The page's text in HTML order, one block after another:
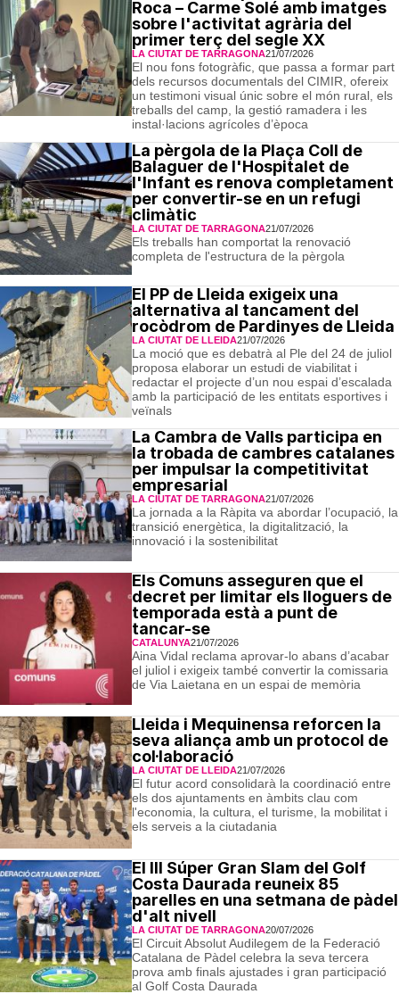
Roca – Carme Solé amb imatges
sobre l'activitat agrària del
primer terç del segle XX
LA CIUTAT DE TARRAGONA21/07/2026
El nou fons fotogràfic, que passa a formar part
dels recursos documentals del CIMIR, ofereix
un testimoni visual únic sobre el món rural, els
treballs del camp, la gestió ramadera i les
instal·lacions agrícoles d’època
La pèrgola de la Plaça Coll de
Balaguer de l'Hospitalet de
l'Infant es renova completament
per convertir-se en un refugi
climàtic
LA CIUTAT DE TARRAGONA21/07/2026
Els treballs han comportat la renovació
completa de l'estructura de la pèrgola
El PP de Lleida exigeix una
alternativa al tancament del
rocòdrom de Pardinyes de Lleida
LA CIUTAT DE LLEIDA21/07/2026
La moció que es debatrà al Ple del 24 de juliol
proposa elaborar un estudi de viabilitat i
redactar el projecte d’un nou espai d’escalada
amb la participació de les entitats esportives i
veïnals
La Cambra de Valls participa en
la trobada de cambres catalanes
per impulsar la competitivitat
empresarial
LA CIUTAT DE TARRAGONA21/07/2026
La jornada a la Ràpita va abordar l’ocupació, la
transició energètica, la digitalització, la
innovació i la sostenibilitat
Els Comuns asseguren que el
decret per limitar els lloguers de
temporada està a punt de
tancar-se
CATALUNYA21/07/2026
Aina Vidal reclama aprovar-lo abans d’acabar
el juliol i exigeix també convertir la comissaria
de Via Laietana en un espai de memòria
Lleida i Mequinensa reforcen la
seva aliança amb un protocol de
col·laboració
LA CIUTAT DE LLEIDA21/07/2026
El futur acord consolidarà la coordinació entre
els dos ajuntaments en àmbits clau com
l'economia, la cultura, el turisme, la mobilitat i
els serveis a la ciutadania
El III Súper Gran Slam del Golf
Costa Daurada reuneix 85
parelles en una setmana de pàdel
d'alt nivell
LA CIUTAT DE TARRAGONA20/07/2026
El Circuit Absolut Audilegem de la Federació
Catalana de Pàdel celebra la seva tercera
prova amb finals ajustades i gran participació
al Golf Costa Daurada